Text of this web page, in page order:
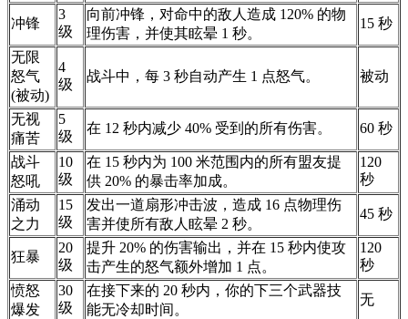
冲锋
3
级
向前冲锋，对命中的敌人造成 120% 的物
理伤害，并使其眩晕 1 秒。
15 秒
无限
怒气
(被动)
4
级
战斗中，每 3 秒自动产生 1 点怒气。 被动
无视
痛苦
5
级
在 12 秒内减少 40% 受到的所有伤害。 60 秒
战斗
怒吼
10
级
在 15 秒内为 100 米范围内的所有盟友提
供 20% 的暴击率加成。
120
秒
涌动
之力
15
级
发出一道扇形冲击波，造成 16 点物理伤
害并使所有敌人眩晕 2 秒。
45 秒
狂暴
20
级
提升 20% 的伤害输出，并在 15 秒内使攻
击产生的怒气额外增加 1 点。
120
秒
愤怒
爆发
30
级
在接下来的 20 秒内，你的下三个武器技
能无冷却时间。
无